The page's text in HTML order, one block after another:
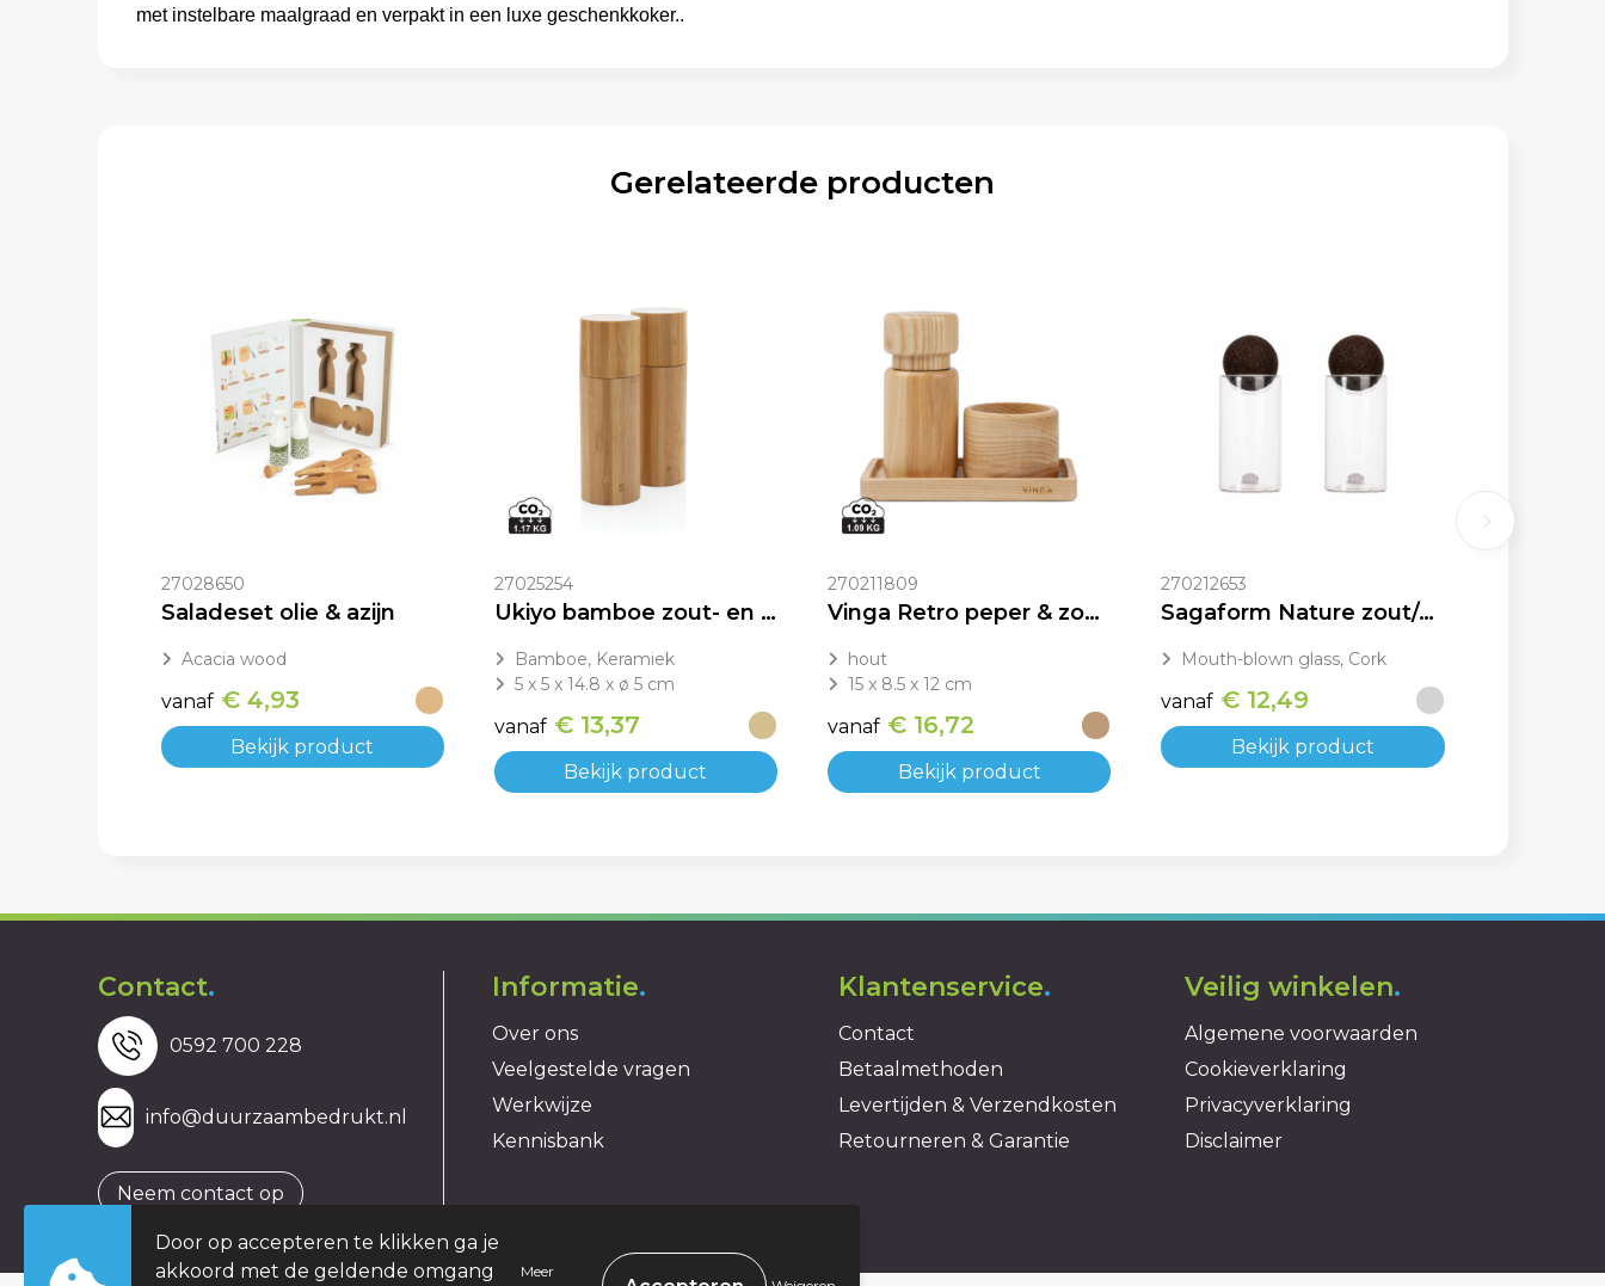
met instelbare maalgraad en verpakt in een luxe geschenkkoker..
Gerelateerde producten
27028650
Saladeset olie & azijn
Acacia wood
vanaf € 4,93
Bekijk product
27025254
Ukiyo bamboe zout- en pepermolenset
Bamboe, Keramiek
5 x 5 x 14.8 x ø 5 cm
vanaf € 13,37
Bekijk product
270211809
Vinga Retro peper & zout stel
hout
15 x 8.5 x 12 cm
vanaf € 16,72
Bekijk product
270212653
Sagaform Nature zout/peper potjes met kurkstoppers 2 st.
Mouth-blown glass, Cork
vanaf € 12,49
Bekijk product
Contact.
0592 700 228
info@duurzaambedrukt.nl
Neem contact op
Informatie.
Over ons
Veelgestelde vragen
Werkwijze
Kennisbank
Klantenservice.
Contact
Betaalmethoden
Levertijden & Verzendkosten
Retourneren & Garantie
Veilig winkelen.
Algemene voorwaarden
Cookieverklaring
Privacyverklaring
Disclaimer
Door op accepteren te klikken ga je
akkoord met de geldende omgang
Meer